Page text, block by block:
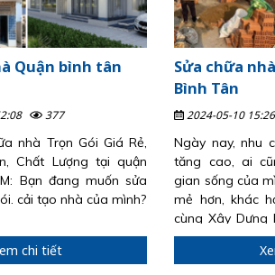
Quận bình tân
377
nhà Trọn Gói Giá Rẻ,
Chất Lượng tại quận
Bạn đang muốn sửa
cải tạo nhà của mình?
chi tiết
Sửa chữa
Bình Tân
2024-05-10
Ngày nay, nhu
tăng cao, ai
gian sống của
mẻ hơn, khác
cùng Xây Dựng
tiết nhé!!!